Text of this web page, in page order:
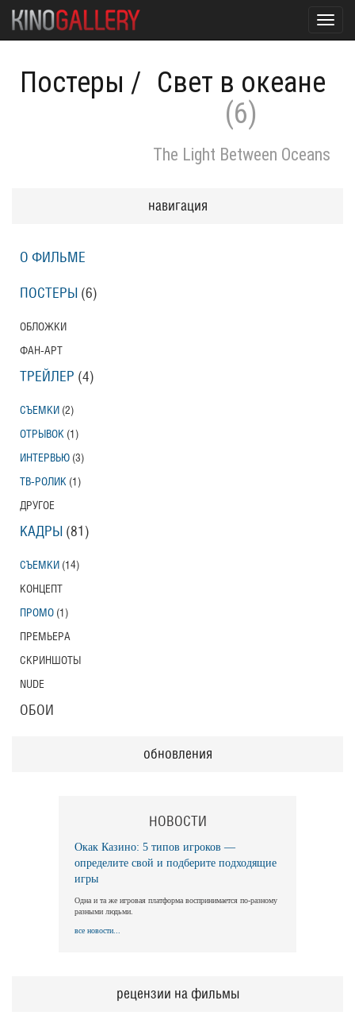
Постеры / Свет в океане
(6)
The Light Between Oceans
навигация
О ФИЛЬМЕ
ПОСТЕРЫ (6)
ОБЛОЖКИ
ФАН-АРТ
ТРЕЙЛЕР (4)
СЪЕМКИ (2)
ОТРЫВОК (1)
ИНТЕРВЬЮ (3)
ТВ-РОЛИК (1)
ДРУГОЕ
КАДРЫ (81)
СЪЕМКИ (14)
КОНЦЕПТ
ПРОМО (1)
ПРЕМЬЕРА
СКРИНШОТЫ
NUDE
ОБОИ
обновления
НОВОСТИ
Окак Казино: 5 типов игроков —
определите свой и подберите подходящие
игры
Одна и та же игровая платформа воспринимается по-разному
разными людьми.
все новости...
рецензии на фильмы